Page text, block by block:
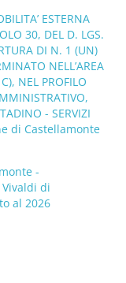
ESTERNA
30, DEL D. LGS.
DI N. 1 (UN)
NELL’AREA
NEL PROFILO
- SERVIZI
di Castellamonte
-
di
al 2026